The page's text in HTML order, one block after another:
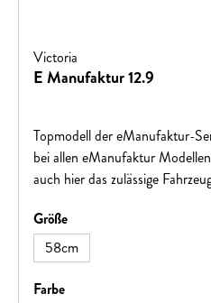
Victoria
E Manufaktur 12.9
Topmodell der eManufaktur-
bei allen eManufaktur
auch hier das zulässige
sorgen für drehmoment- und
Unterstützung. Das BOSCH
die Navigation auf unbekannten
Größeauswählen
58cm
Farbeauswählen